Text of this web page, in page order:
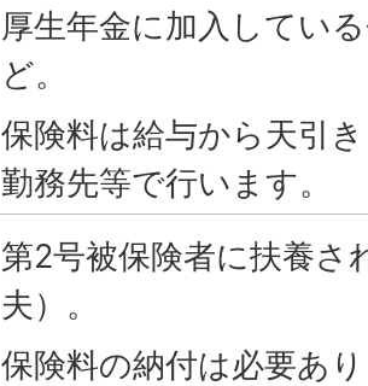
厚生年金に加入してい
ど。
保険料は給与から天引
勤務先等で行います。
第2号被保険者に扶養さ
夫）。
保険料の納付は必要あ